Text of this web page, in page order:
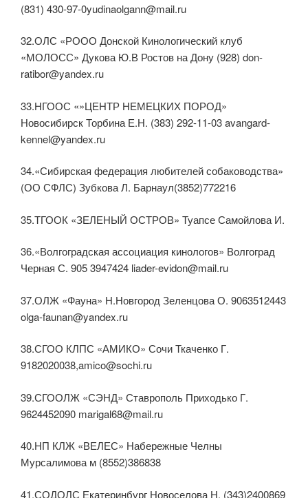
(831) 430-97-0yudinaolgann@mail.ru
32.ОЛС «РООО Донской Кинологический клуб
«МОЛОСС» Дукова Ю.В Ростов на Дону (928) don-
ratibor@yandex.ru
33.НГООС «»ЦЕНТР НЕМЕЦКИХ ПОРОД»
Новосибирск Торбина Е.Н. (383) 292-11-03 avangard-
kennel@yandex.ru
34.«Сибирская федерация любителей собаководства»
(ОО СФЛС) Зубкова Л. Барнаул(3852)772216
35.ТГООК «ЗЕЛЕНЫЙ ОСТРОВ» Туапсе Самойлова И.
36.«Волгоградская ассоциация кинологов» Волгоград
Черная С. 905 3947424 liader-evidon@mail.ru
37.ОЛЖ «Фауна» Н.Новгород Зеленцова О. 9063512443
olga-faunan@yandex.ru
38.СГОО КЛПС «АМИКО» Сочи Ткаченко Г.
9182020038,amico@sochi.ru
39.СГООЛЖ «СЭНД» Ставрополь Приходько Г.
9624452090 marigal68@mail.ru
40.НП КЛЖ «ВЕЛЕС» Набережные Челны
Мурсалимова м (8552)386838
41.СОДОЛС Екатеринбург Новоселова Н. (343)2400869